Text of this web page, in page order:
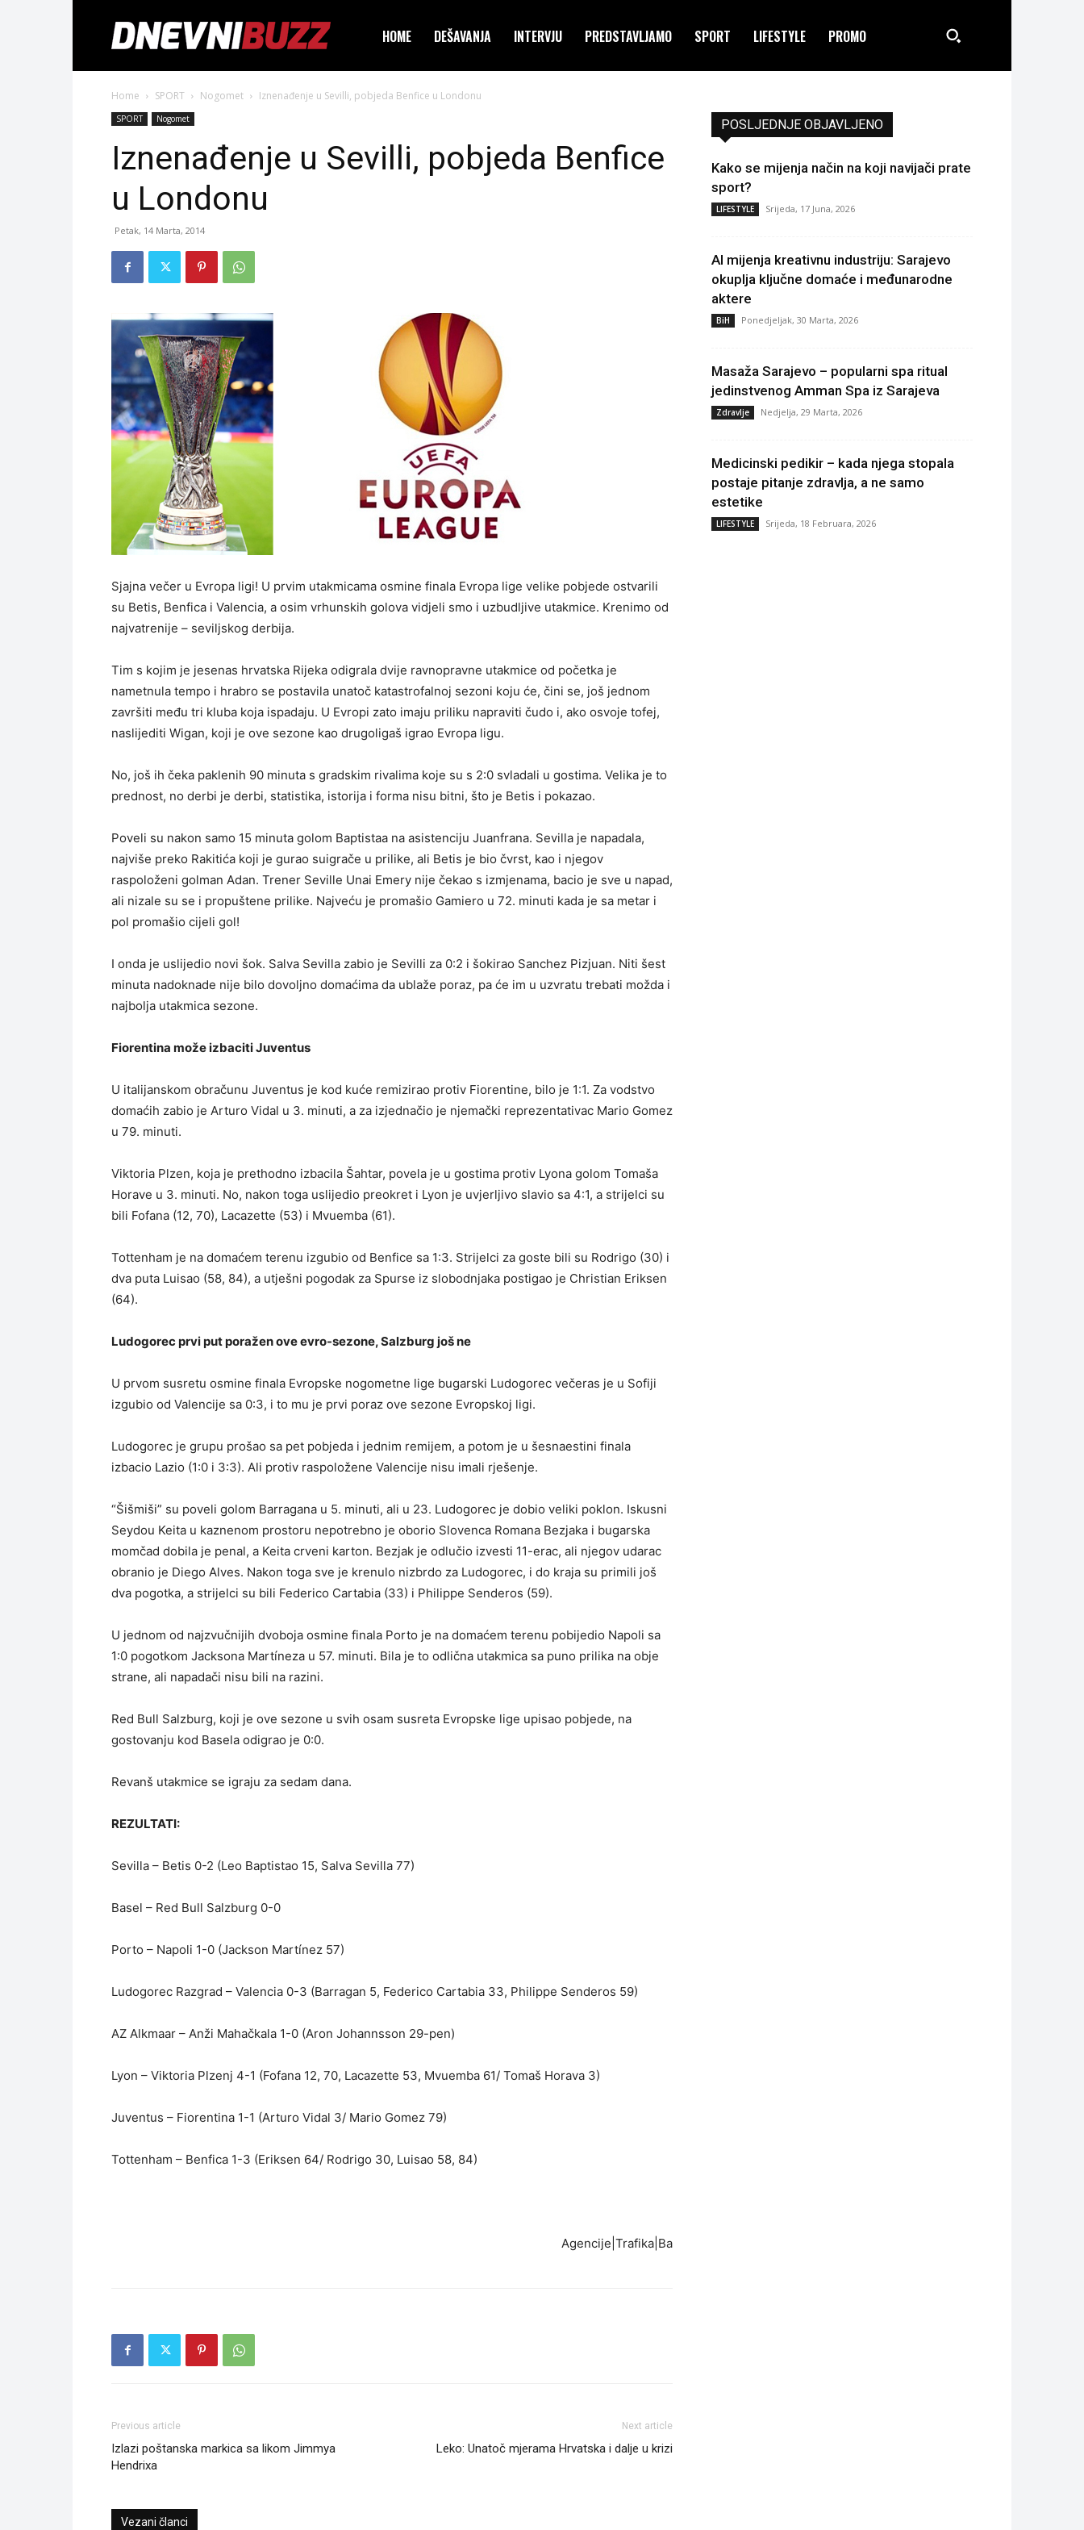
HOME DEŠAVANJA INTERVJU PREDSTAVLJAMO SPORT LIFESTYLE PROMO
Home SPORT Nogomet Iznenađenje u Sevilli, pobjeda Benfice u Londonu
SPORT Nogomet
Iznenađenje u Sevilli, pobjeda Benfice
u Londonu
Petak, 14 Marta, 2014
Sjajna večer u Evropa ligi! U prvim utakmicama osmine finala Evropa lige velike pobjede ostvarili
su Betis, Benfica i Valencia, a osim vrhunskih golova vidjeli smo i uzbudljive utakmice. Krenimo od
najvatrenije – seviljskog derbija.
Tim s kojim je jesenas hrvatska Rijeka odigrala dvije ravnopravne utakmice od početka je
nametnula tempo i hrabro se postavila unatoč katastrofalnoj sezoni koju će, čini se, još jednom
završiti među tri kluba koja ispadaju. U Evropi zato imaju priliku napraviti čudo i, ako osvoje tofej,
naslijediti Wigan, koji je ove sezone kao drugoligaš igrao Evropa ligu.
No, još ih čeka paklenih 90 minuta s gradskim rivalima koje su s 2:0 svladali u gostima. Velika je to
prednost, no derbi je derbi, statistika, istorija i forma nisu bitni, što je Betis i pokazao.
Poveli su nakon samo 15 minuta golom Baptistaa na asistenciju Juanfrana. Sevilla je napadala,
najviše preko Rakitića koji je gurao suigrače u prilike, ali Betis je bio čvrst, kao i njegov
raspoloženi golman Adan. Trener Seville Unai Emery nije čekao s izmjenama, bacio je sve u napad,
ali nizale su se i propuštene prilike. Najveću je promašio Gamiero u 72. minuti kada je sa metar i
pol promašio cijeli gol!
I onda je uslijedio novi šok. Salva Sevilla zabio je Sevilli za 0:2 i šokirao Sanchez Pizjuan. Niti šest
minuta nadoknade nije bilo dovoljno domaćima da ublaže poraz, pa će im u uzvratu trebati možda i
najbolja utakmica sezone.
Fiorentina može izbaciti Juventus
U italijanskom obračunu Juventus je kod kuće remizirao protiv Fiorentine, bilo je 1:1. Za vodstvo
domaćih zabio je Arturo Vidal u 3. minuti, a za izjednačio je njemački reprezentativac Mario Gomez
u 79. minuti.
Viktoria Plzen, koja je prethodno izbacila Šahtar, povela je u gostima protiv Lyona golom Tomaša
Horave u 3. minuti. No, nakon toga uslijedio preokret i Lyon je uvjerljivo slavio sa 4:1, a strijelci su
bili Fofana (12, 70), Lacazette (53) i Mvuemba (61).
Tottenham je na domaćem terenu izgubio od Benfice sa 1:3. Strijelci za goste bili su Rodrigo (30) i
dva puta Luisao (58, 84), a utješni pogodak za Spurse iz slobodnjaka postigao je Christian Eriksen
(64).
Ludogorec prvi put poražen ove evro-sezone, Salzburg još ne
U prvom susretu osmine finala Evropske nogometne lige bugarski Ludogorec večeras je u Sofiji
izgubio od Valencije sa 0:3, i to mu je prvi poraz ove sezone Evropskoj ligi.
Ludogorec je grupu prošao sa pet pobjeda i jednim remijem, a potom je u šesnaestini finala
izbacio Lazio (1:0 i 3:3). Ali protiv raspoložene Valencije nisu imali rješenje.
“Šišmiši” su poveli golom Barragana u 5. minuti, ali u 23. Ludogorec je dobio veliki poklon. Iskusni
Seydou Keita u kaznenom prostoru nepotrebno je oborio Slovenca Romana Bezjaka i bugarska
momčad dobila je penal, a Keita crveni karton. Bezjak je odlučio izvesti 11-erac, ali njegov udarac
obranio je Diego Alves. Nakon toga sve je krenulo nizbrdo za Ludogorec, i do kraja su primili još
dva pogotka, a strijelci su bili Federico Cartabia (33) i Philippe Senderos (59).
U jednom od najzvučnijih dvoboja osmine finala Porto je na domaćem terenu pobijedio Napoli sa
1:0 pogotkom Jacksona Martíneza u 57. minuti. Bila je to odlična utakmica sa puno prilika na obje
strane, ali napadači nisu bili na razini.
Red Bull Salzburg, koji je ove sezone u svih osam susreta Evropske lige upisao pobjede, na
gostovanju kod Basela odigrao je 0:0.
Revanš utakmice se igraju za sedam dana.
REZULTATI:
Sevilla – Betis 0-2 (Leo Baptistao 15, Salva Sevilla 77)
Basel – Red Bull Salzburg 0-0
Porto – Napoli 1-0 (Jackson Martínez 57)
Ludogorec Razgrad – Valencia 0-3 (Barragan 5, Federico Cartabia 33, Philippe Senderos 59)
AZ Alkmaar – Anži Mahačkala 1-0 (Aron Johannsson 29-pen)
Lyon – Viktoria Plzenj 4-1 (Fofana 12, 70, Lacazette 53, Mvuemba 61/ Tomaš Horava 3)
Juventus – Fiorentina 1-1 (Arturo Vidal 3/ Mario Gomez 79)
Tottenham – Benfica 1-3 (Eriksen 64/ Rodrigo 30, Luisao 58, 84)
Agencije|Trafika|Ba
Previous article
Izlazi poštanska markica sa likom Jimmya
Hendrixa
Next article
Leko: Unatoč mjerama Hrvatska i dalje u krizi
Vezani članci
POSLJEDNJE OBJAVLJENO
Kako se mijenja način na koji navijači prate
sport?
LIFESTYLE Srijeda, 17 Juna, 2026
AI mijenja kreativnu industriju: Sarajevo
okuplja ključne domaće i međunarodne
aktere
BiH Ponedjeljak, 30 Marta, 2026
Masaža Sarajevo – popularni spa ritual
jedinstvenog Amman Spa iz Sarajeva
Zdravlje Nedjelja, 29 Marta, 2026
Medicinski pedikir – kada njega stopala
postaje pitanje zdravlja, a ne samo
estetike
LIFESTYLE Srijeda, 18 Februara, 2026